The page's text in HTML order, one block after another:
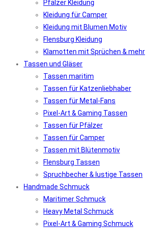
Pfälzer Kleidung
Kleidung für Camper
Kleidung mit Blumen Motiv
Flensburg Kleidung
Klamotten mit Sprüchen & mehr
Tassen und Gläser
Tassen maritim
Tassen für Katzenliebhaber
Tassen für Metal-Fans
Pixel-Art & Gaming Tassen
Tassen für Pfälzer
Tassen für Camper
Tassen mit Blütenmotiv
Flensburg Tassen
Spruchbecher & lustige Tassen
Handmade Schmuck
Maritimer Schmuck
Heavy Metal Schmuck
Pixel-Art & Gaming Schmuck